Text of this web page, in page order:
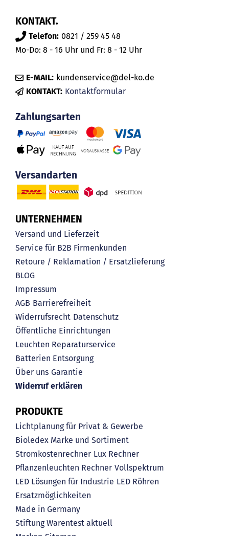
KONTAKT.
Telefon: 0821 / 259 45 48
Mo-Do: 8 - 16 Uhr und Fr: 8 - 12 Uhr
E-MAIL: kundenservice@del-ko.de
KONTAKT: Kontaktformular
Zahlungsarten
Versandarten
UNTERNEHMEN
Versand und Lieferzeit
Service für B2B Firmenkunden
Retoure / Reklamation / Ersatzlieferung
BLOG
Impressum
AGB Barrierefreiheit
Widerrufsrecht Datenschutz
Öffentliche Einrichtungen
Leuchten Reparaturservice
Batterien Entsorgung
Über uns Garantie
Widerruf erklären
PRODUKTE
Lichtplanung für Privat & Gewerbe
Bioledex Marke und Sortiment
Stromkostenrechner Lux Rechner
Pflanzenleuchten Rechner Vollspektrum
LED Lösungen für Industrie LED Röhren
Ersatzmöglichkeiten
Made in Germany
Stiftung Warentest aktuell